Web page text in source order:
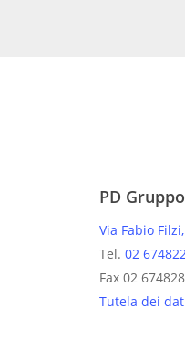
PD
Via Fabio
Tel.02
Fax 02
Tutela dei